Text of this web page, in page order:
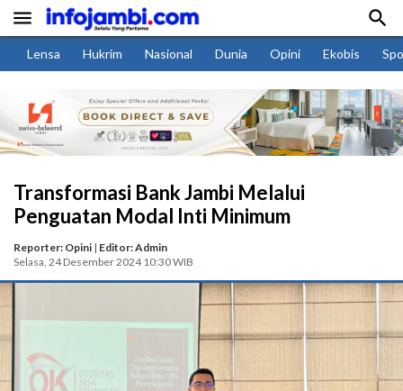
 
Lensa Hukrim Nasional Dunia Opini Ekobis
Transformasi Bank Jambi Melalui
Penguatan Modal Inti Minimum
Reporter: Opini | Editor: Admin
Selasa, 24 Desember 2024 10:30 WIB